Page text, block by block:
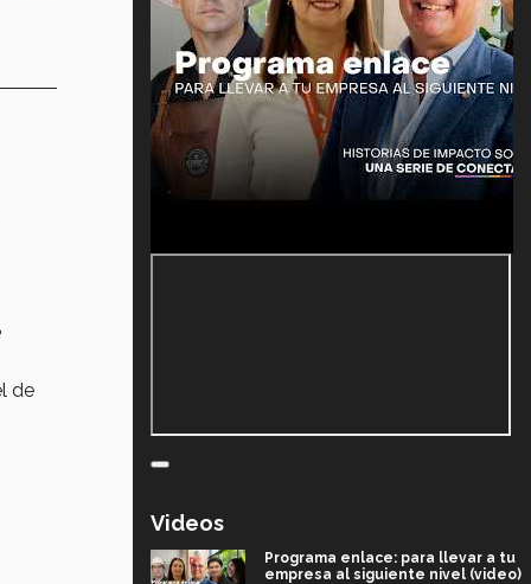
de
Videos
Programa enlace: para llevar a tu
empresa al siguiente nivel (video)